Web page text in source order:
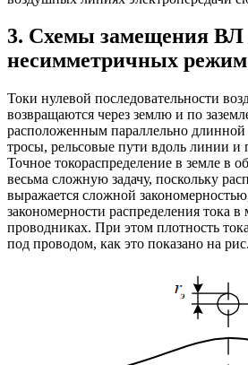
3. Схемы замещения ВЛ
несимметричных
Токи нулевой последовательности
возвращаются через землю и по
расположенным параллельно
тросы, рельсовые пути вдоль линии и
Точное токораспределение в земле в
весьма сложную задачу, поскольку
выражается сложной
закономерности распределения тока
проводниках. При этом плотность
под проводом, как это показано на